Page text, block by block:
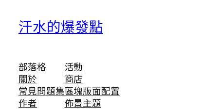
汗水的爆發點
部落格
關於
常見問題集
作者
活動
商店
區塊版面配置
佈景主題